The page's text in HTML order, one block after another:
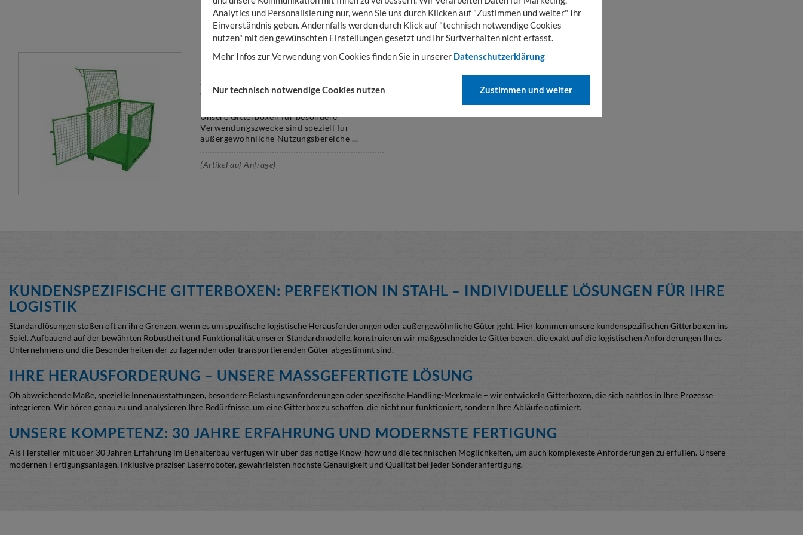
SONDERAUSFÜHRUNGEN
GITTERBOXEN
Unsere Gitterboxen für besondere
Verwendungszwecke sind speziell für
außergewöhnliche Nutzungsbereiche ...
(Artikel auf Anfrage)
KUNDENSPEZIFISCHE GITTERBOXEN: PERFEKTION IN STAHL – INDIVIDUELLE LÖSUNGEN FÜR IHRE
LOGISTIK
Standardlösungen stoßen oft an ihre Grenzen, wenn es um spezifische logistische Herausforderungen oder außergewöhnliche Güter geht. Hier kommen unsere kundenspezifischen Gitterboxen ins
Spiel. Aufbauend auf der bewährten Robustheit und Funktionalität unserer Standardmodelle, konstruieren wir maßgeschneiderte Gitterboxen, die exakt auf die logistischen Anforderungen Ihres
Unternehmens und die Besonderheiten der zu lagernden oder transportierenden Güter abgestimmt sind.
IHRE HERAUSFORDERUNG – UNSERE MASSGEFERTIGTE LÖSUNG
Ob abweichende Maße, spezielle Innenausstattungen, besondere Belastungsanforderungen oder spezifische Handling-Merkmale – wir entwickeln Gitterboxen, die sich nahtlos in Ihre Prozesse
integrieren. Wir hören genau zu und analysieren Ihre Bedürfnisse, um eine Gitterbox zu schaffen, die nicht nur funktioniert, sondern Ihre Abläufe optimiert.
UNSERE KOMPETENZ: 30 JAHRE ERFAHRUNG UND MODERNSTE FERTIGUNG
Als Hersteller mit über 30 Jahren Erfahrung im Behälterbau verfügen wir über das nötige Know-how und die technischen Möglichkeiten, um auch komplexeste Anforderungen zu erfüllen. Unsere
modernen Fertigungsanlagen, inklusive präziser Laserroboter, gewährleisten höchste Genauigkeit und Qualität bei jeder Sonderanfertigung.
Analytics und Personalisierung nur, wenn Sie uns durch Klicken auf "Zustimmen und weiter" Ihr
Einverständnis geben. Andernfalls werden durch Klick auf "technisch notwendige Cookies
nutzen" mit den gewünschten Einstellungen gesetzt und Ihr Surfverhalten nicht erfasst.
Mehr Infos zur Verwendung von Cookies finden Sie in unserer Datenschutzerklärung
Nur technisch notwendige Cookies nutzen Zustimmen und weiter